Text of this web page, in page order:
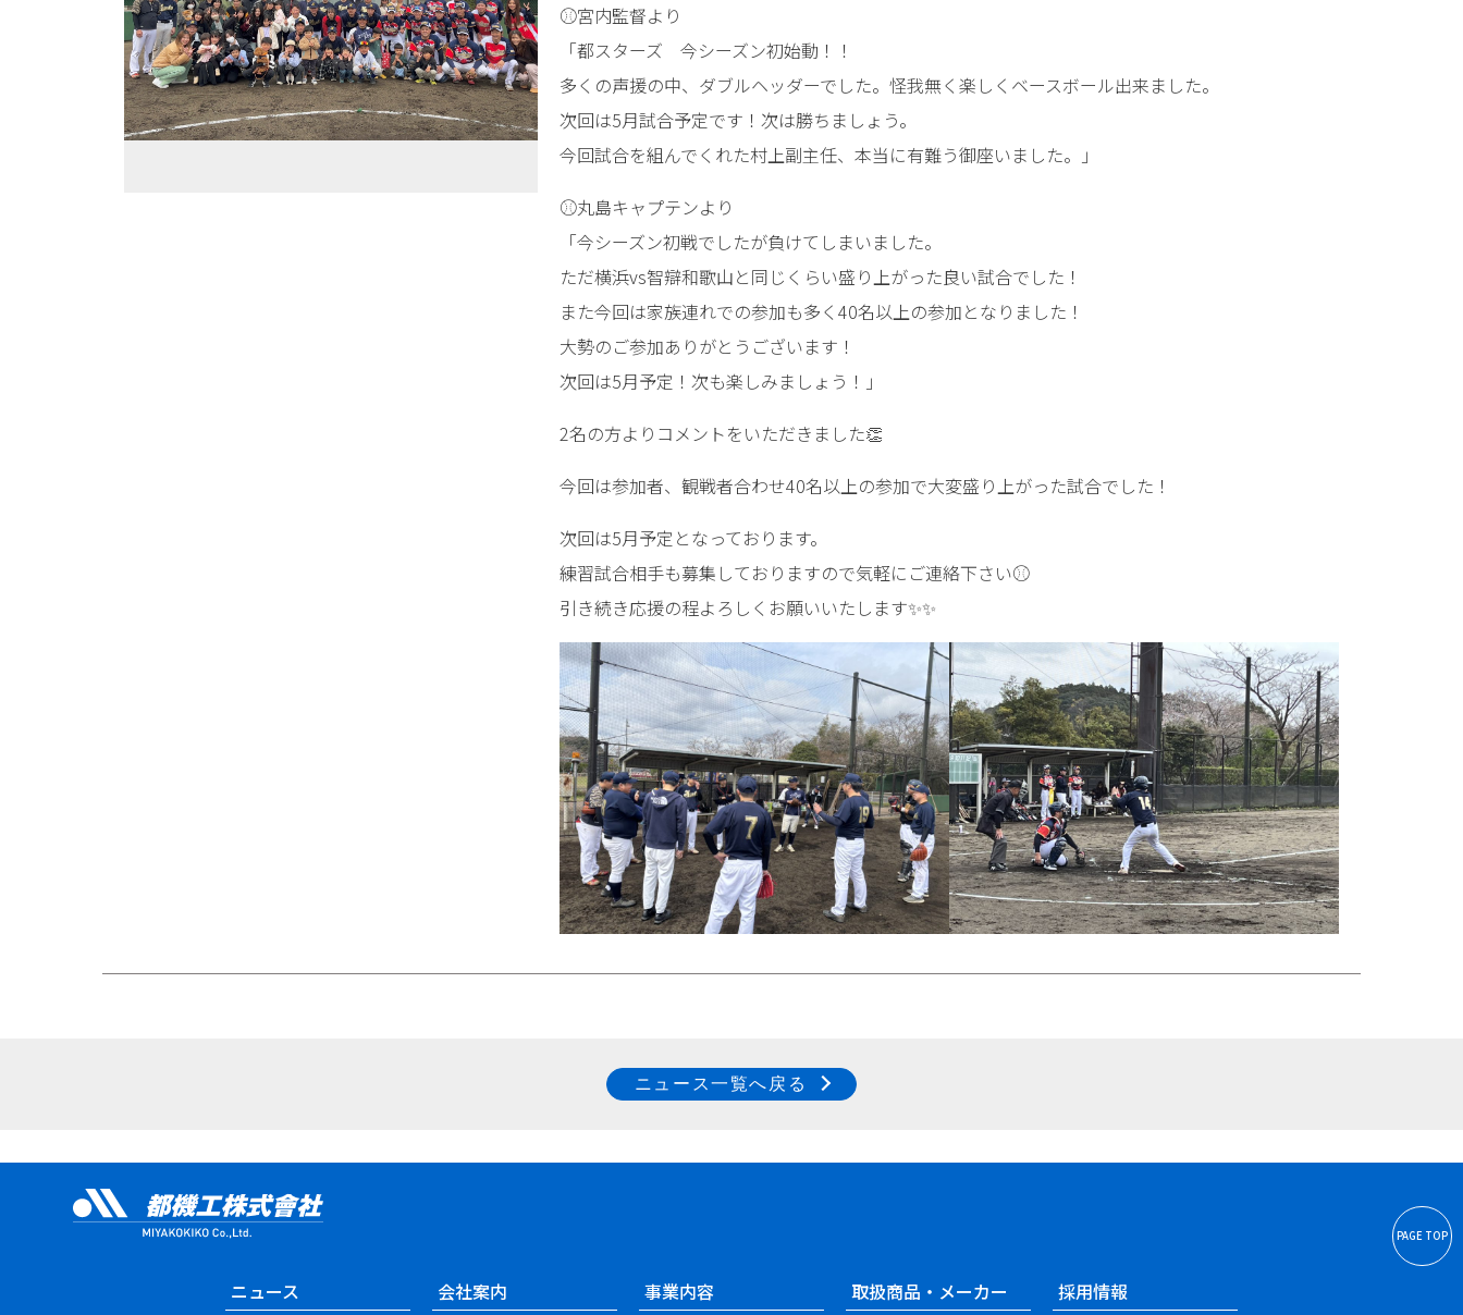
⚾宮内監督より
「都スターズ 今シーズン初始動！！
多くの声援の中、ダブルヘッダーでした。怪我無く楽しくベースボール出来ました。
次回は5月試合予定です！次は勝ちましょう。
今回試合を組んでくれた村上副主任、本当に有難う御座いました。」
⚾丸島キャプテンより
「今シーズン初戦でしたが負けてしまいました。
ただ横浜vs智辯和歌山と同じくらい盛り上がった良い試合でした！
また今回は家族連れでの参加も多く40名以上の参加となりました！
大勢のご参加ありがとうございます！
次回は5月予定！次も楽しみましょう！」
2名の方よりコメントをいただきました👏
今回は参加者、観戦者合わせ40名以上の参加で大変盛り上がった試合でした！
次回は5月予定となっております。
練習試合相手も募集しておりますので気軽にご連絡下さい⚾
引き続き応援の程よろしくお願いいたします✨✨
ニュース一覧へ戻る
PAGE TOP
ニュース 会社案内 事業内容 取扱商品・メーカー 採用情報